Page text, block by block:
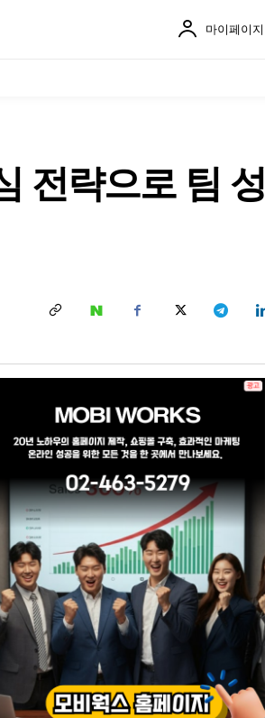
마이페이지
전략으로 팀 성